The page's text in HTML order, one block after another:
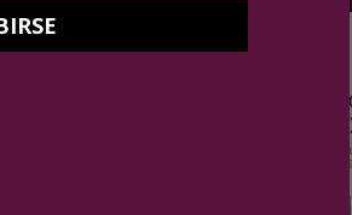
y CEO de la
y equipos de